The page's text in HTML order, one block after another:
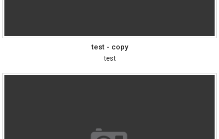
test - copy
test